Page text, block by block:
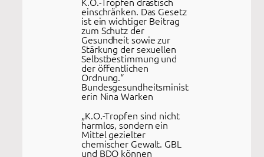
einschränken. Das Gesetz
ist ein wichtiger Beitrag
zum Schutz der
Gesundheit sowie zur
Stärkung der sexuellen
Selbstbestimmung und
der öffentlichen
Ordnung.“
Bundesgesundheitsminist
erin Nina Warken
„K.O.-Tropfen sind nicht
harmlos, sondern ein
Mittel gezielter
chemischer Gewalt. GBL
und BDO können